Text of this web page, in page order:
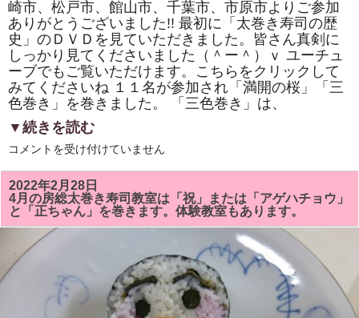
崎市、松戸市、館山市、千葉市、市原市よりご参加
ありがとうございました!! 最初に「太巻き寿司の歴
史」のＤＶＤを見ていただきました。皆さん真剣に
しっかり見てくださいました（＾ー＾）ｖ ユーチュ
ーブでもご覧いただけます。こちらをクリックして
みてくださいね １１名が参加され「満開の桜」「三
色巻き」を巻きました。 「三色巻き」は、
▼続きを読む
房
太
巻
き
寿
司
教
に、
神
奈
コメントを受け付けていません
2022年2月28日
4月の房総太巻き寿司教室は「祝」または「アゲハチョウ」
と「正ちゃん」を巻きます。体験教室もあります。